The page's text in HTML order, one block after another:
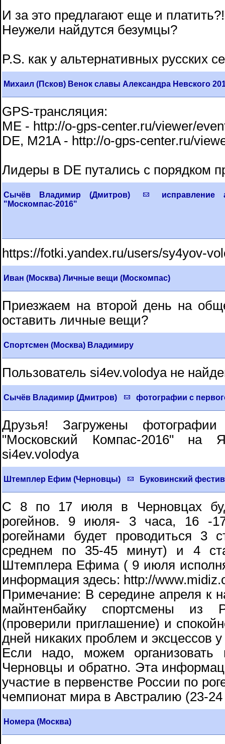
И за это предлагают еще и
Неужели найдутся безумцы?
P.S. как у альтернативных русских
Михаил (Псков) Венок славы Александра Невского
GPS-трансляция:
ME - http://o-gps-center.ru/viewer/
DE, M21A - http://o-gps-center.ru/
Лидеры в DE путались с порядком
Сычёв Владимир (Дмитров)
исправление
"Москомпас-2016"
https://fotki.yandex.ru/users/sy4yov-
Иван (Москва) Личные вещи (Москомпас)
Приезжаем на второй день на
оставить личные вещи?
Спортсмен (Москва) Владимиру
Пользователь si4ev.volodya не
Сычёв Владимир (Дмитров) фотографии с
Друзья! Загружены
"Московский Компас-2016" на
si4ev.volodya
Штемплер Ефим (Черновцы) Буковинский
C 8 по 17 июля в Черновцах
рогейнов. 9 июля- 3 часа, 16 -
рогейнами будет проводиться 3
среднем по 35-45 минут) и 4
Штемплера Ефима ( 9 июля
информация здесь: http://
Примечание: В середине апреля к
майнтенбайку спортсмены из
(проверили приглашение) и
дней никаких проблем и эксцессов
Если надо, можем организовать
Черновцы и обратно. Эта
участие в первенстве России по
чемпионат мира в Австралию (23-
Номера (Москва)